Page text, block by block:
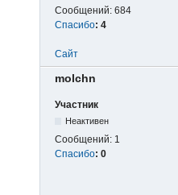
Сообщений: 684
Спасибо: 4
Сайт
molchn
Участник
Неактивен
Сообщений: 1
Спасибо: 0